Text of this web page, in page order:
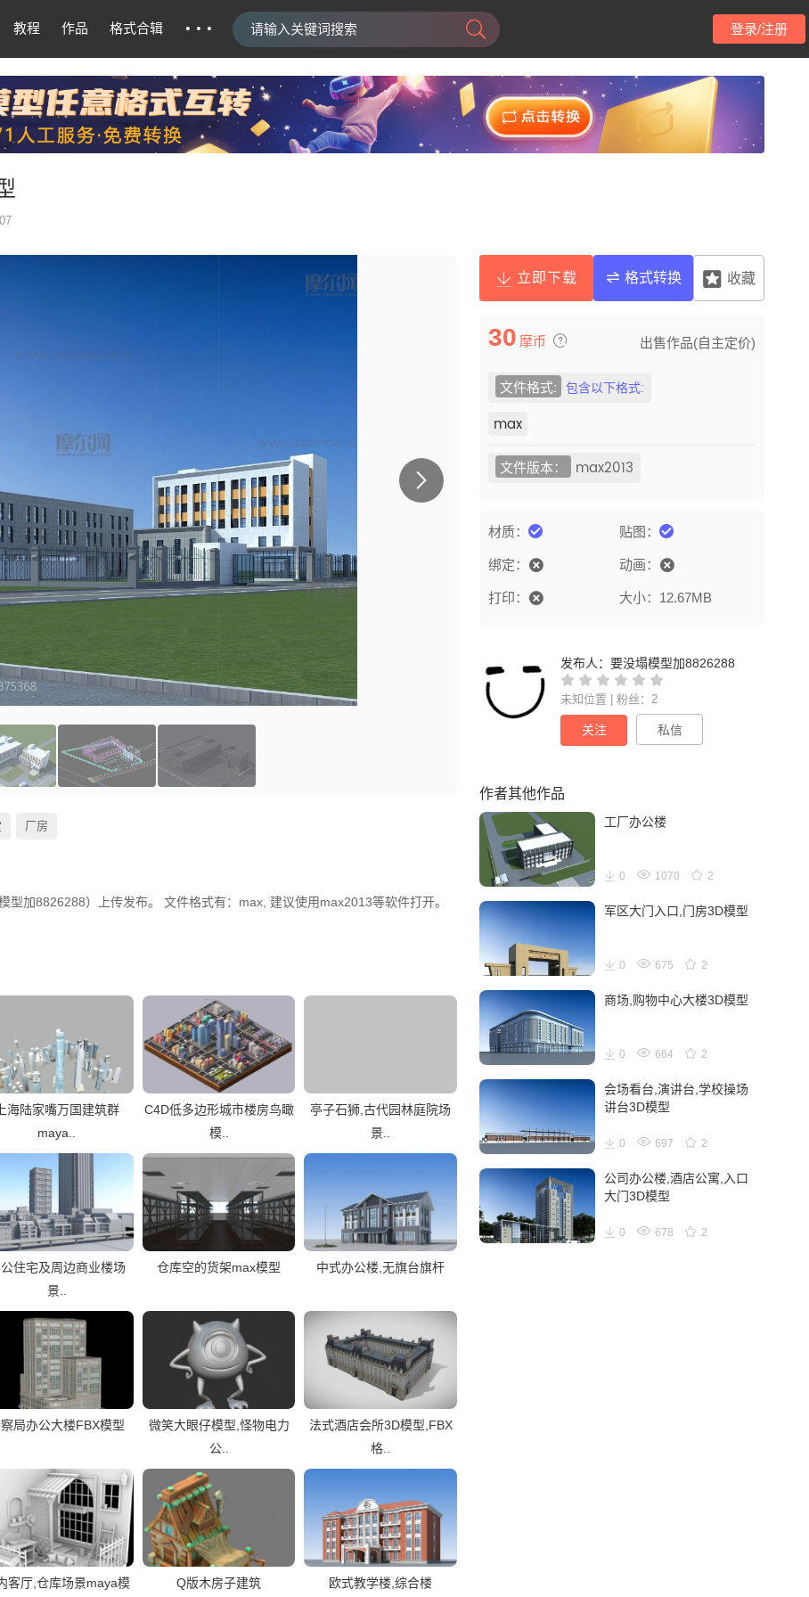
教程 作品 格式合辑 ··· 登录/注册
厂房
加8826288）上传发布。 文件格式有：max, 建议使用max2013等软件打开。
上海陆家嘴万国建筑群
maya..
C4D低多边形城市楼房鸟瞰
模..
亭子石狮,古代园林庭院场
景..
住宅及周边商业楼场
景..
仓库空的货架max模型 中式办公楼,无旗台旗杆
局办公大楼FBX模型
微笑大眼仔模型,怪物电力
公..
法式酒店会所3D模型,FBX
格..
客厅,仓库场景maya模
Q版木房子建筑 欧式教学楼,综合楼
立即下载 格式转换 收藏
30 摩币 出售作品(自主定价)
文件格式: 包含以下格式:
max
文件版本： max2013
材质： 贴图：
绑定： 动画：
打印： 大小：12.67MB
发布人：要没塌模型加8826288
未知位置 | 粉丝：2
关注 私信
作者其他作品
工厂办公楼
0 1070 2
军区大门入口,门房3D模型
0 675 2
商场,购物中心大楼3D模型
0 664 2
会场看台,演讲台,学校操场
讲台3D模型
0 697 2
公司办公楼,酒店公寓,入口
大门3D模型
0 678 2